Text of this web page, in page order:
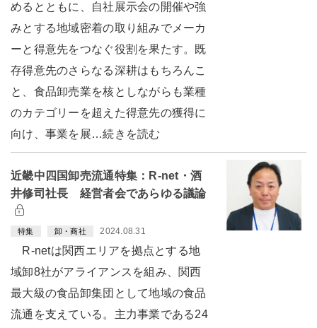
めるとともに、自社展示会の開催や強
みとする地域密着の取り組みでメーカ
ーと得意先をつなぐ役割を果たす。既
存得意先のさらなる深耕はもちろんこ
と、食品卸売業を核としながらも業種
のカテゴリーを超えた得意先の獲得に
向け、事業を展…続きを読む
近畿中四国卸売流通特集：R-net・酒
井修司社長 経営者会であらゆる議論
特集 卸・商社 2024.08.31
R-netは関西エリアを拠点とする地
域卸8社がアライアンスを組み、関西
最大級の食品卸集団として地域の食品
流通を支えている。主力事業である24